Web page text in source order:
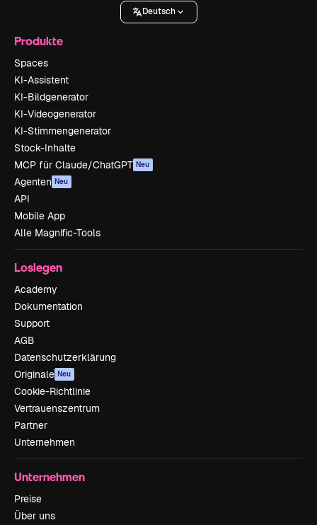
Deutsch
Produkte
Spaces
KI-Assistent
KI-Bildgenerator
KI-Videogenerator
KI-Stimmengenerator
Stock-Inhalte
MCP für Claude/ChatGPT Neu
Agenten Neu
API
Mobile App
Alle Magnific-Tools
Loslegen
Academy
Dokumentation
Support
AGB
Datenschutzerklärung
Originale Neu
Cookie-Richtlinie
Vertrauenszentrum
Partner
Unternehmen
Unternehmen
Preise
Über uns